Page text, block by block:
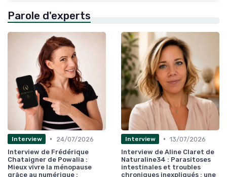
Parole d'experts
Interview •
24/07/2026
Interview de Frédérique
Chataigner de Powalia :
Mieux vivre la ménopause
grâce au numérique :
Interview • 13/07/2026
Interview de Aline Claret de
Naturaline34 : Parasitoses
intestinales et troubles
chroniques inexpliqués : une